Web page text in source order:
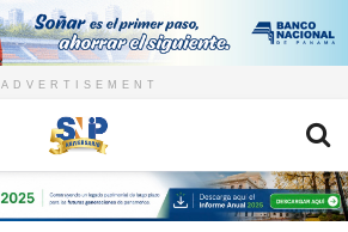
ADVERTISEMENT